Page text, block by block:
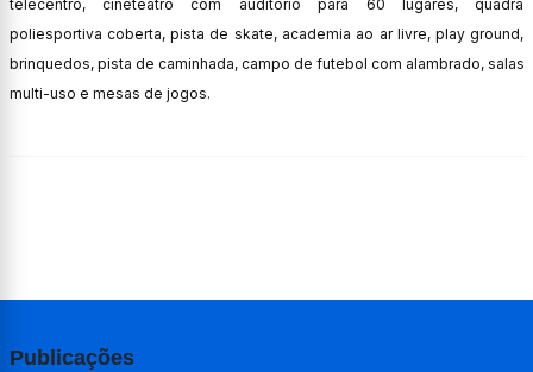
telecentro, cineteatro com auditório para 60 lugares, quadra
poliesportiva coberta, pista de skate, academia ao ar livre, play ground,
brinquedos, pista de caminhada, campo de futebol com alambrado, salas
multi-uso e mesas de jogos.
Publicações